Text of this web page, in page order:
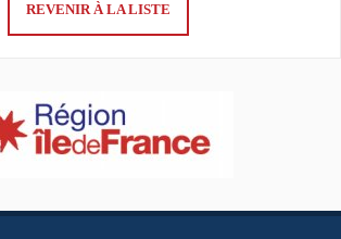
REVENIR À LA LISTE